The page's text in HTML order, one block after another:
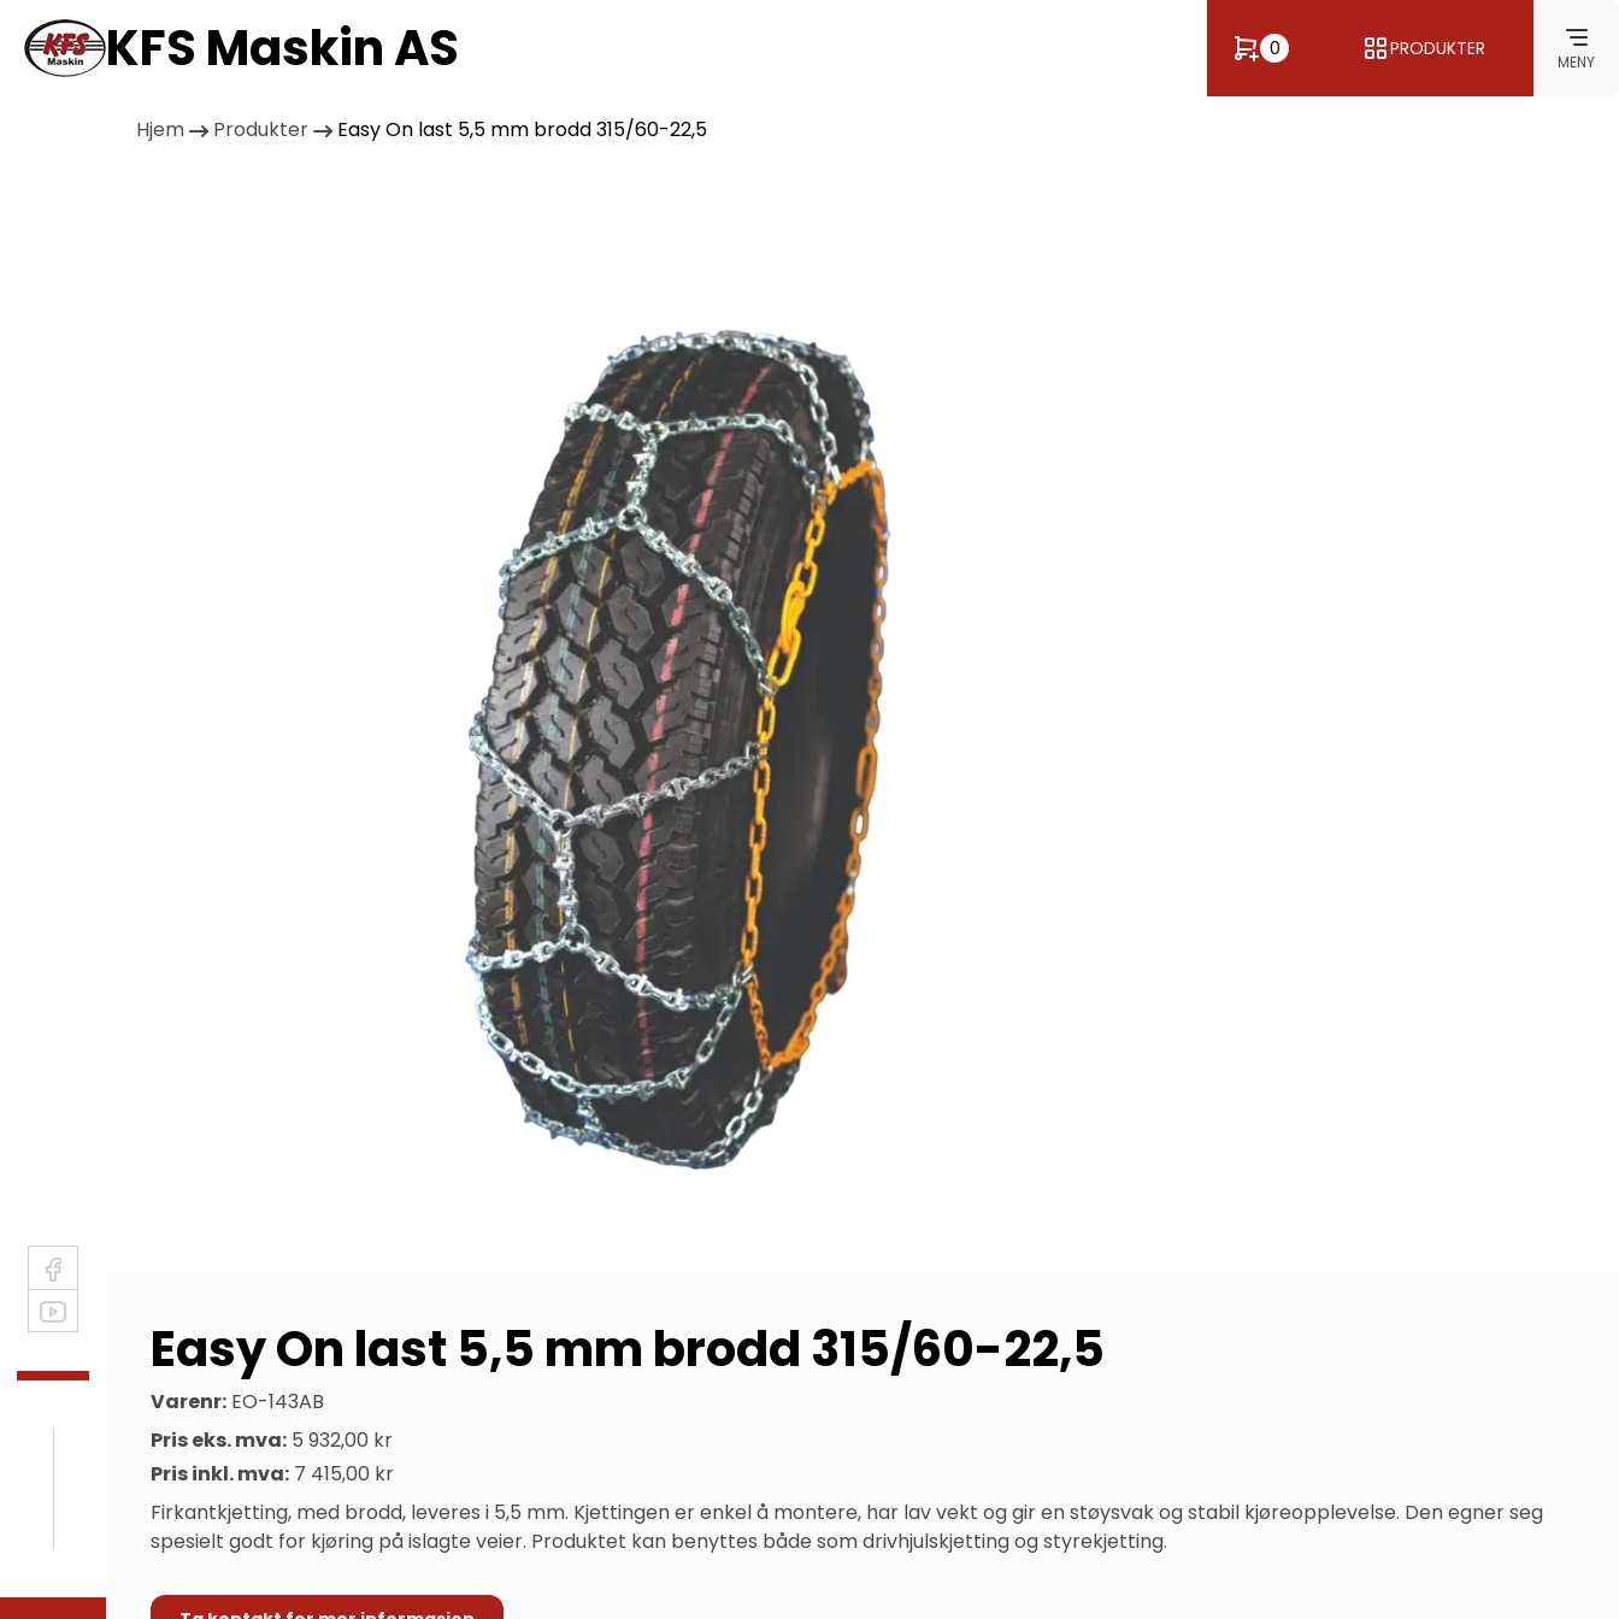
KFS Maskin AS 0 PRODUKTER
MENY
Hjem Produkter Easy On last 5,5 mm brodd 315/60-22,5
Easy On last 5,5 mm brodd 315/60-22,5
Varenr: EO-143AB
Pris eks. mva: 5 932,00 kr
Pris inkl. mva: 7 415,00 kr
Firkantkjetting, med brodd, leveres i 5,5 mm. Kjettingen er enkel å montere, har lav vekt og gir en støysvak og stabil kjøreopplevelse. Den egner seg
spesielt godt for kjøring på islagte veier. Produktet kan benyttes både som drivhjulskjetting og styrekjetting.